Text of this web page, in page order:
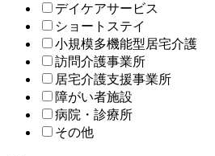
デイケアサービス
ショートステイ
小規模多機能型居宅介護
訪問介護事業所
居宅介護支援事業所
障がい者施設
病院・診療所
その他